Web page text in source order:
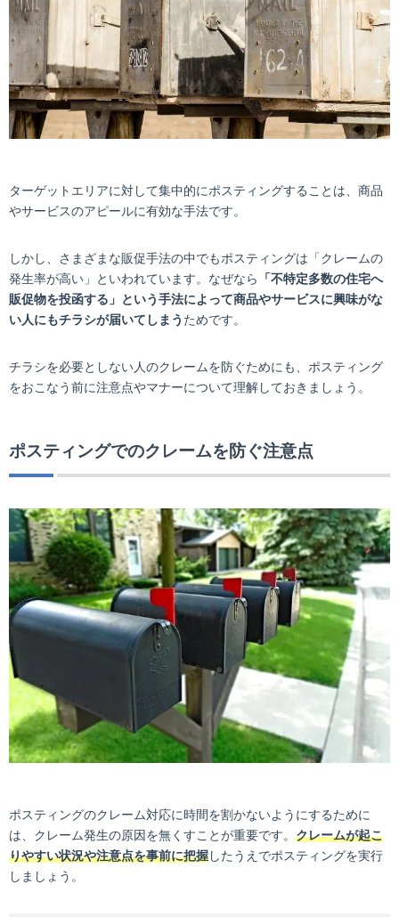
ターゲットエリアに対して集中的にポスティングすることは、商品
やサービスのアピールに有効な手法です。
しかし、さまざまな販促手法の中でもポスティングは「クレームの
発生率が高い」といわれています。なぜなら
「不特定多数の住宅へ
販促物を投函する」という手法によって商品やサービスに興味がな
い人にもチラシが届いてしまう ためです。
チラシを必要としない人のクレームを防ぐためにも、ポスティング
をおこなう前に注意点やマナーについて理解しておきましょう。
ポスティングでのクレームを防ぐ注意点
ポスティングのクレーム対応に時間を割かないようにするために
は、クレーム発生の原因を無くすことが重要です。 クレームが起こ
りやすい状況や注意点を事前に把握したうえでポスティングを実行
しましょう。